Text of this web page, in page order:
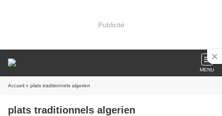
Publicité
MENU
Accueil » plats traditionnels algerien
plats traditionnels algerien